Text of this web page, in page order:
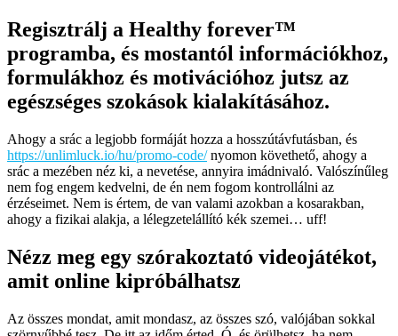
Regisztrálj a Healthy forever™
programba, és mostantól információkhoz,
formulákhoz és motivációhoz jutsz az
egészséges szokások kialakításához.
Ahogy a srác a legjobb formáját hozza a hosszútávfutásban, és
https://unlimluck.io/hu/promo-code/nyomon követhető, ahogy a
srác a mezében néz ki, a nevetése, annyira imádnivaló. Valószínűleg
nem fog engem kedvelni, de én nem fogom kontrollálni az
érzéseimet. Nem is értem, de van valami azokban a kosarakban,
ahogy a fizikai alakja, a lélegzetelállító kék szemei… uff!
Nézz meg egy szórakoztató videojátékot,
amit online kipróbálhatsz
Az összes mondat, amit mondasz, az összes szó, valójában sokkal